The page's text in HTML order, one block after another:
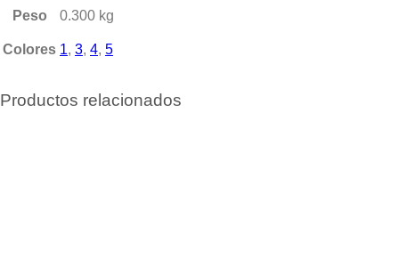
Peso 0.300 kg
Colores 1, 3, 4, 5
Productos relacionados